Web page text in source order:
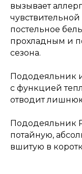
вызывает
постельное
прохладным и
сезона.
Пододеяльник
с функцией
отводит
Пододеяльник
потайную,
вшитую в